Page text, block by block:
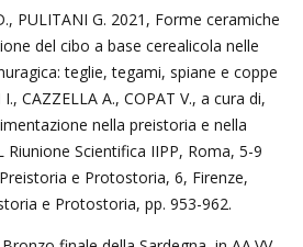
PULITANI G. 2021, Forme ceramiche
del cibo a base cerealicola nelle
teglie, tegami, spiane e coppe
CAZZELLA A., COPAT V., a cura di,
nella preistoria e nella
Scientifica IIPP, Roma, 5-9
e Protostoria, 6, Firenze,
e Protostoria, pp. 953-962.